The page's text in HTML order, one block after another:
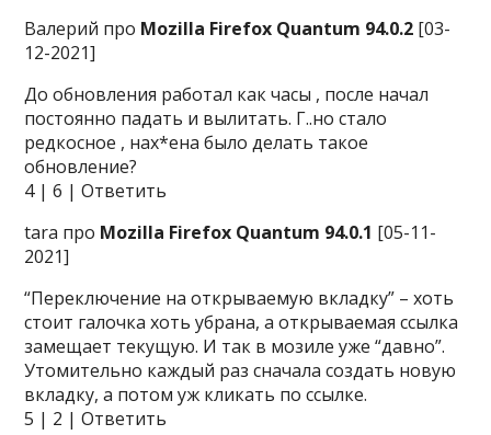
Валерий про Mozilla Firefox Quantum 94.0.2 [03-
12-2021]
До обновления работал как часы , после начал
постоянно падать и вылитать. Г..но стало
редкосное , нах*ена было делать такое
обновление?
4 | 6 | Ответить
tara про Mozilla Firefox Quantum 94.0.1 [05-11-
2021]
“Переключение на открываемую вкладку” – хоть
стоит галочка хоть убрана, а открываемая ссылка
замещает текущую. И так в мозиле уже “давно”.
Утомительно каждый раз сначала создать новую
вкладку, а потом уж кликать по ссылке.
5 | 2 | Ответить